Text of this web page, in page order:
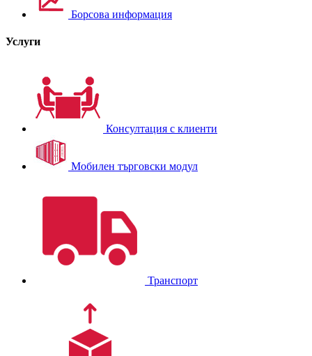
Борсова информация
Услуги
Консултация с клиенти
Мобилен търговски модул
Транспорт